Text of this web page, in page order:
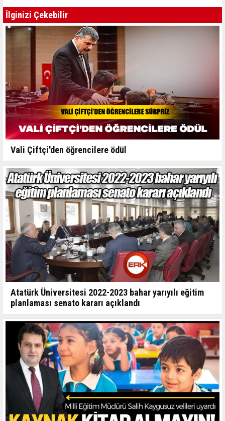
İlginizi Çekebilir
Vali Çiftçi'den öğrencilere ödül
Atatürk Üniversitesi 2022-2023 bahar yarıyılı eğitim
planlaması senato kararı açıklandı